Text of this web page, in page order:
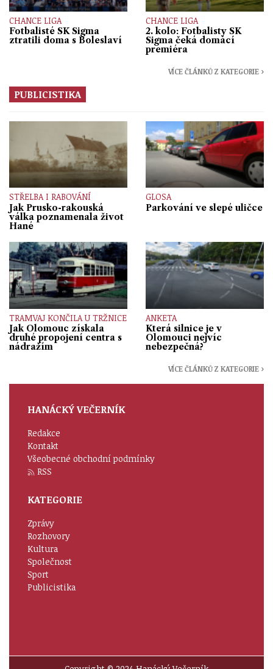
CHANCE LIGA
Fotbalisté SK Sigma
ztratili doma s Boleslaví
CHANCE LIGA
2. kolo: Fotbalisty SK
Sigma čeká domácí
premiéra
VÍCE ČLÁNKŮ Z KATEGORIE ›
PUBLICISTIKA
STŘELBA I RABOVÁNÍ
Jak Prusko-rakouská
válka poznamenala život
Hané
GLOSA
Parkování ve slepé uličce
TRAMVAJ KONČILA U TRŽNICE
Jak Olomouc získala
druhé propojení centra s
nádražím
ANKETA
Která silnice je v
Olomouci nejvíc
nebezpečná?
VÍCE ČLÁNKŮ Z KATEGORIE ›
HANÁCKÝ VEČERNÍK
Redakce
Kontakt
Všeobecné obchodní podmínky
RSS
KATEGORIE
Zprávy
Rozhovory
Kultura
Společnost
Sport
Publicistika